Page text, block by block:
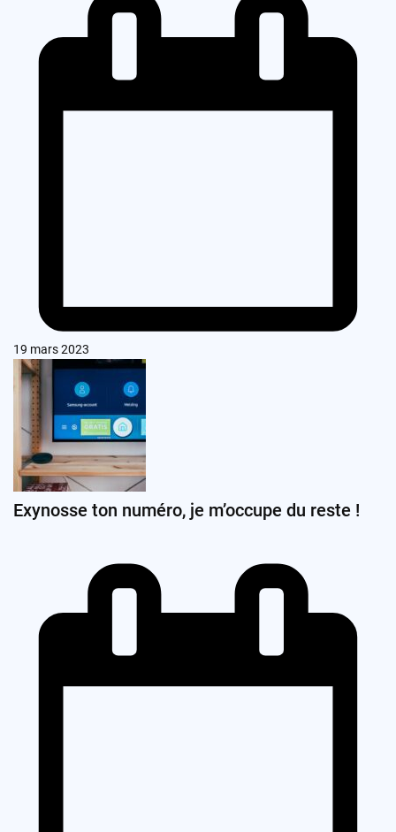
19 mars 2023
Exynosse ton numéro, je m’occupe du reste !